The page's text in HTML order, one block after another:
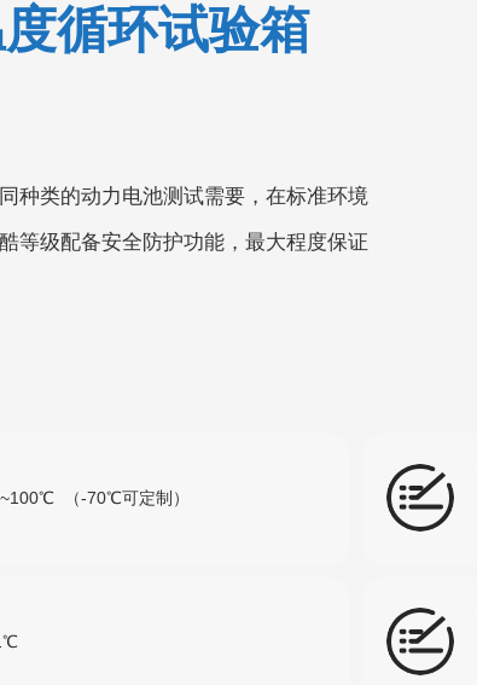
循环试验箱
种类的动力电池测试需要，在标准环境
等级配备安全防护功能，最大程度保证
（-70℃可定制）